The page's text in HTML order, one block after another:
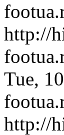
http://
Tue,
http://